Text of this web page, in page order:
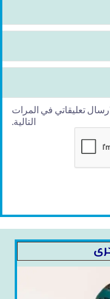
تعليقاتي في المرات
التالية.